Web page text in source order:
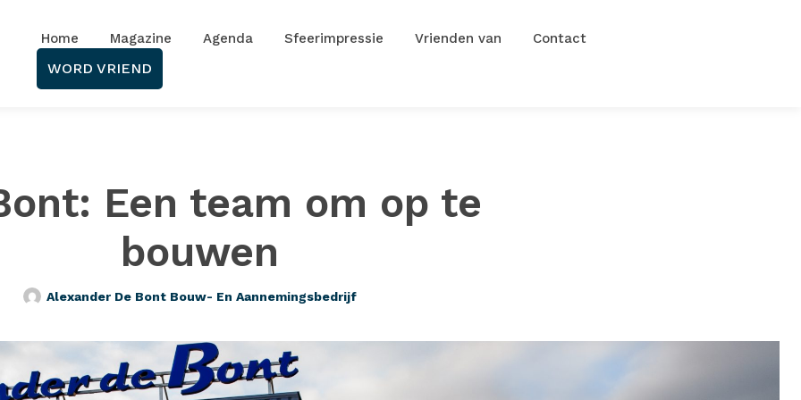
Home Magazine Agenda Sfeerimpressie Vrienden van Contact
WORD VRIEND
Een team om op te
bouwen
Alexander De Bont Bouw- En Aannemingsbedrijf